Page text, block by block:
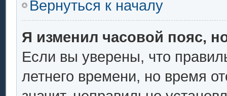
Вернуться к началу
Я изменил часовой пояс,
Если вы уверены, что
летнего времени, но время